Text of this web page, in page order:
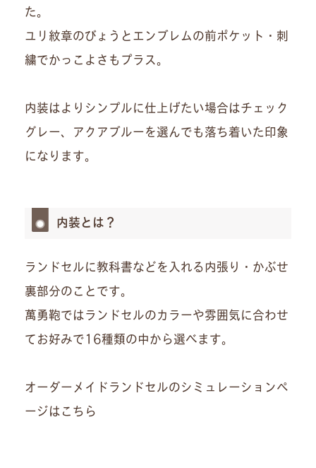
た。
ユリ紋章のびょうとエンブレムの前ポケット・刺
繍でかっこよさもプラス。
内装はよりシンプルに仕上げたい場合はチェック
グレー、アクアブルーを選んでも落ち着いた印象
になります。
内装とは？
ランドセルに教科書などを入れる内張り・かぶせ
裏部分のことです。
萬勇鞄ではランドセルのカラーや雰囲気に合わせ
てお好みで16種類の中から選べます。
オーダーメイドランドセルのシミュレーションペ
ージはこちら